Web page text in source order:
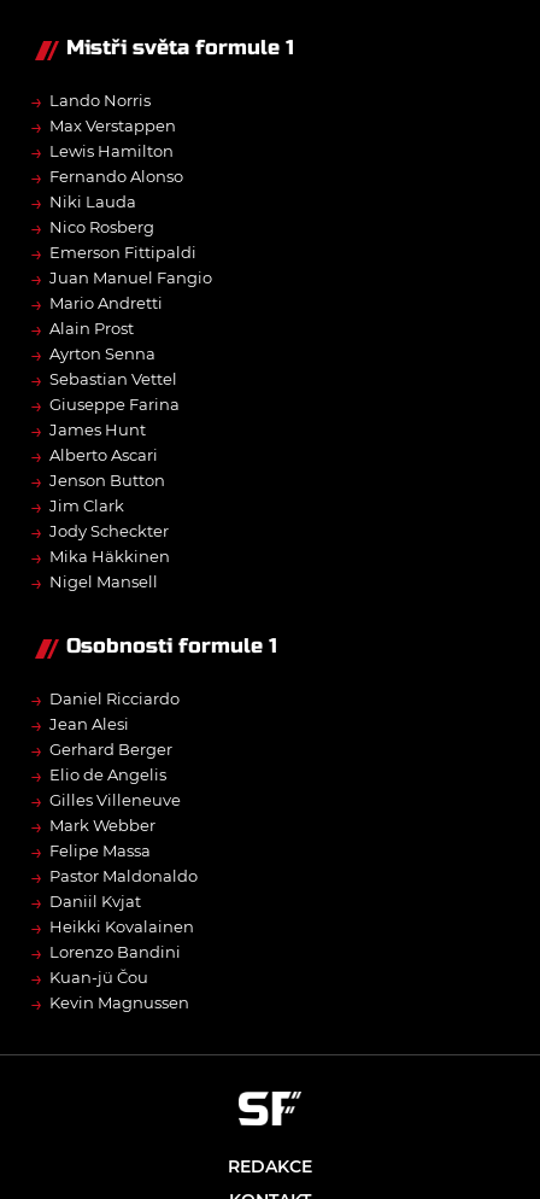
Mistři světa formule 1
→ Lando Norris
→ Max Verstappen
→ Lewis Hamilton
→ Fernando Alonso
→ Niki Lauda
→ Nico Rosberg
→ Emerson Fittipaldi
→ Juan Manuel Fangio
→ Mario Andretti
→ Alain Prost
→ Ayrton Senna
→ Sebastian Vettel
→ Giuseppe Farina
→ James Hunt
→ Alberto Ascari
→ Jenson Button
→ Jim Clark
→ Jody Scheckter
→ Mika Häkkinen
→ Nigel Mansell
Osobnosti formule 1
→ Daniel Ricciardo
→ Jean Alesi
→ Gerhard Berger
→ Elio de Angelis
→ Gilles Villeneuve
→ Mark Webber
→ Felipe Massa
→ Pastor Maldonaldo
→ Daniil Kvjat
→ Heikki Kovalainen
→ Lorenzo Bandini
→ Kuan-jü Čou
→ Kevin Magnussen
REDAKCE